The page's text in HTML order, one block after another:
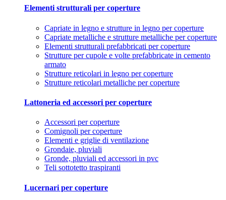
Elementi strutturali per coperture
Capriate in legno e strutture in legno per coperture
Capriate metalliche e strutture metalliche per coperture
Elementi strutturali prefabbricati per coperture
Strutture per cupole e volte prefabbricate in cemento
armato
Strutture reticolari in legno per coperture
Strutture reticolari metalliche per coperture
Lattoneria ed accessori per coperture
Accessori per coperture
Comignoli per coperture
Elementi e griglie di ventilazione
Grondaie, pluviali
Gronde, pluviali ed accessori in pvc
Teli sottotetto traspiranti
Lucernari per coperture